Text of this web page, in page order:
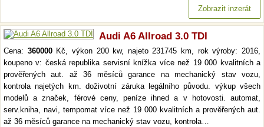
Zobrazit inzerát
Audi A6 Allroad 3.0 TDI
Cena: 360000Kč, výkon 200 kw, najeto 231745 km, rok výroby: 2016,
koupeno v: česká republika servisní knížka více než 19 000 kvalitních a
prověřených aut. až 36 měsíců garance na mechanický stav vozu,
kontrola najetých km. doživotní záruka legálního původu. výkup všech
modelů a značek, férové ceny, peníze ihned a v hotovosti. automat,
serv.kniha, navi, tempomat více než 19 000 kvalitních a prověřených aut.
až 36 měsíců garance na mechanický stav vozu, kontrola…